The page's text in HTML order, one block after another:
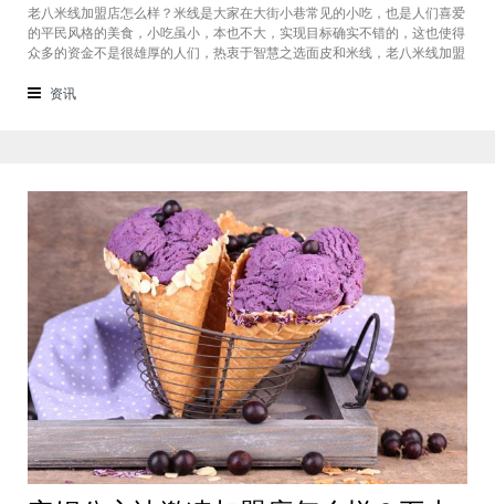
老八米线加盟店怎么样？米线是大家在大街小巷常见的小吃，也是人们喜爱
的平民风格的美食，小吃虽小，本也不大，实现目标确实不错的，这也使得
众多的资金不是很雄厚的人们，热衷于智慧之选面皮和米线，老八米线加盟
说起云南的名小吃过桥米线，很多人都不陌生，在传统的基础上，根据自己
资讯